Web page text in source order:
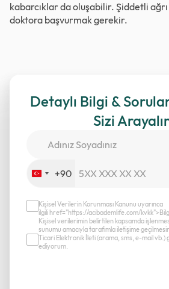
kabarcıklar da oluşabilir. Şiddetli
doktora başvurmak gerekir.
Detaylı Bilgi &
Sizi
Turkey
+90
Kişisel Verilerin Korunması Kanunu uyarınca
ilgili href="https://acibademlife.com/
Kişisel verilerimin belirtilen kapsamda
sunumu amacıyla tarafımla iletişime
Ticari Elektronik İleti (arama, sms, e-mail vb.)
ediyorum.